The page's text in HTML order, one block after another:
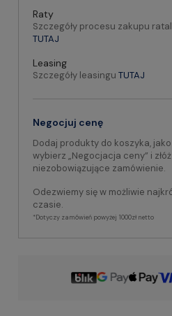
Raty
Szczegóły procesu zakupu
TUTAJ
Leasing
Szczegóły leasingu TUTAJ
Negocjuj cenę
Dodaj produkty do koszyka,
wybierz „Negocjacja ceny” i złóż
niezobowiązujące zamówienie.
Odezwiemy się w możliwie
czasie.
*Dotyczy zamówień powyżej 1000zł netto